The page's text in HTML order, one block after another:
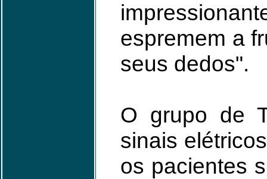
espremem a
seus dedos".
O grupo de
sinais
os pacientes